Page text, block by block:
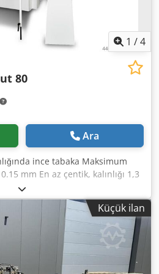
1 /4
80
Ara
ince tabaka Maksimum
mm En az çentik, kalınlığı 1,3
ahşap veya alternatif
Yüzeyi ince tabaka hazır
adımları işlenmesi
kontrol Dcodpfjdcd Dlsx Amgek
hızı (0-30 m/dak) için en iyi
korumak için Devir ve hız
için optik sensör Zemin tablo
Küçük ilan